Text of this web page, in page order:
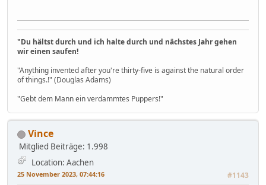
"Du hältst durch und ich halte durch und nächstes Jahr gehen
wir einen saufen!
"Anything invented after you're thirty-five is against the natural order
of things.!" (Douglas Adams)
"Gebt dem Mann ein verdammtes Puppers!"
Vince
Mitglied Beiträge: 1.998
Location: Aachen
25 November 2023, 07:44:16 #1143